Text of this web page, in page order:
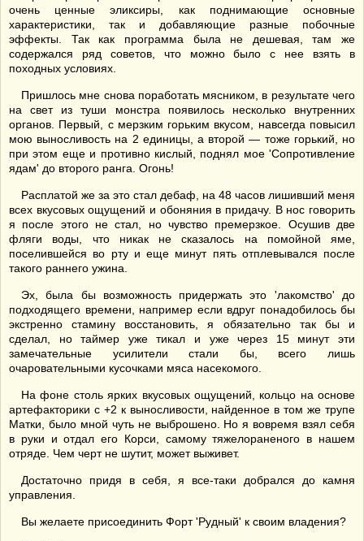
очень ценные эликсиры, как поднимающие основные
характеристики, так и добавляющие разные побочные
эффекты. Так как программа была не дешевая, там же
содержался ряд советов, что можно было с нее взять в
походных условиях.
Пришлось мне снова поработать мясником, в результате чего
на свет из туши монстра появилось несколько внутренних
органов. Первый, с мерзким горьким вкусом, навсегда повысил
мою выносливость на 2 единицы, а второй — тоже горький, но
при этом еще и противно кислый, поднял мое 'Сопротивление
ядам' до второго ранга. Огонь!
Расплатой же за это стал дебаф, на 48 часов лишивший меня
всех вкусовых ощущений и обоняния в придачу. В нос говорить
я после этого не стал, но чувство премерзкое. Осушив две
фляги воды, что никак не сказалось на помойной яме,
поселившейся во рту и еще минут пять отплевывался после
такого раннего ужина.
Эх, была бы возможность придержать это 'лакомство' до
подходящего времени, например если вдруг понадобилось бы
экстренно стамину восстановить, я обязательно так бы и
сделал, но таймер уже тикал и уже через 15 минут эти
замечательные усилители стали бы, всего лишь
очаровательными кусочками мяса насекомого.
На фоне столь ярких вкусовых ощущений, кольцо на основе
артефакторики с +2 к выносливости, найденное в том же трупе
Матки, было мной чуть не выброшено. Но я вовремя взял себя
в руки и отдал его Корси, самому тяжелораненого в нашем
отряде. Чем черт не шутит, может выживет.
Достаточно придя в себя, я все-таки добрался до камня
управления.
Вы желаете присоединить Форт 'Рудный' к своим владения?